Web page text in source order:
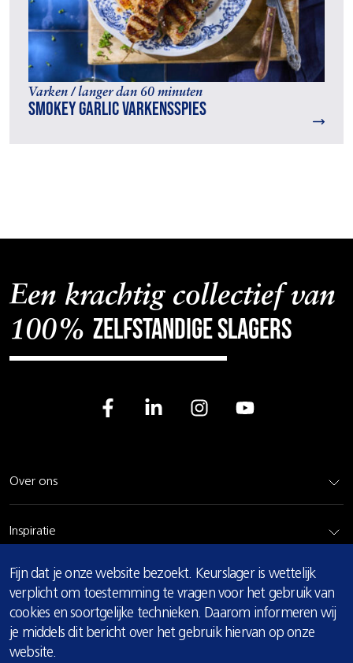
COOKIE
MELDING
Fijn dat je onze website bezoekt. Keurslager is wettelijk
verplicht om toestemming te vragen voor het gebruik van
cookies en soortgelijke technieken. Daarom informeren wij
je middels dit bericht over het gebruik hiervan op onze
website.
Varken / langer dan 60 minuten
Smokey garlic varkensspies
Een krachtig collectief van
100% zelfstandige slagers
Over ons
Inspiratie
Rundvlees
Bereidingsadvies